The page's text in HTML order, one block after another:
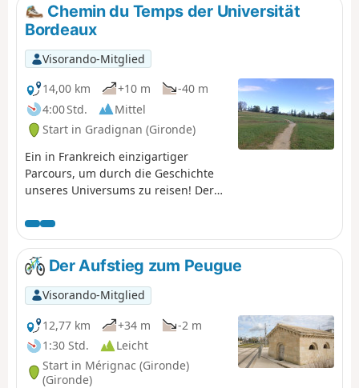
Chemin du Temps der Universität
Bordeaux
Visorando-Mitglied
14,00 km
+10 m
-40 m
4:00 Std.
Mittel
Start in Gradignan (Gironde)
Ein in Frankreich einzigartiger
Parcours, um durch die Geschichte
unseres Universums zu reisen! Der
Meter steht für 1 Million Jahre, und
die 13,8 km des Weges der Zeit
zeichnen die 13,8 Milliarden Jahre
nach, die uns vom Urknall trennen.
Dieses Projekt wurde von der
Universität Bordeaux und ihrem
Laboratoire d'Astrophysique de
Bordeaux (LAB) im Rahmen der
Zertifizierung „Science avec et pour
la Société“ konzipiert. Es führt durch
Der Aufstieg zum Peugue
Visorando-Mitglied
12,77 km
+34 m
-2 m
1:30 Std.
Leicht
Start in Mérignac (Gironde)
(Gironde)